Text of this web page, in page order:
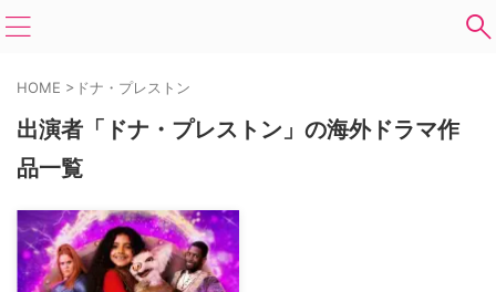
HOME > ドナ・プレストン
出演者「ドナ・プレストン」の海外ドラマ作
品一覧